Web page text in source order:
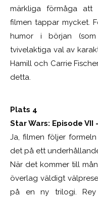
märkliga förmåga att
filmen tappar mycket.
humor i början
tvivelaktiga val av
Hamill och Carrie
detta.
Plats 4
Star Wars: Episode VII
Ja, filmen följer
det på ett
När det kommer till
överlag väldigt
på en ny trilogi.